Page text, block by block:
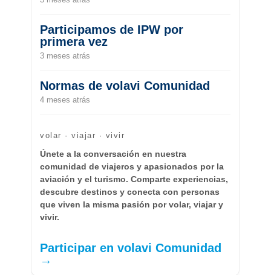
Participamos de IPW por
primera vez
3 meses atrás
Normas de volavi Comunidad
4 meses atrás
volar · viajar · vivir
Únete a la conversación en nuestra
comunidad de viajeros y apasionados por la
aviación y el turismo. Comparte experiencias,
descubre destinos y conecta con personas
que viven la misma pasión por volar, viajar y
vivir.
Participar en volavi Comunidad
→